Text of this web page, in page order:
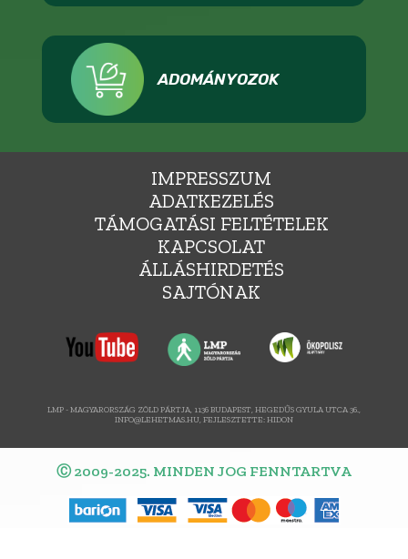
ADOMÁNYOZOK
IMPRESSZUM
ADATKEZELÉS
TÁMOGATÁSI FELTÉTELEK
KAPCSOLAT
ÁLLÁSHIRDETÉS
SAJTÓNAK
LMP - MAGYARORSZÁG ZÖLD PÁRTJA, 1136 BUDAPEST, HEGEDŰS GYULA UTCA 36.,
INFO@LEHETMAS.HU, FEJLESZTETTE:HIDON
Ⓒ 2009-2025. MINDEN JOG FENNTARTVA